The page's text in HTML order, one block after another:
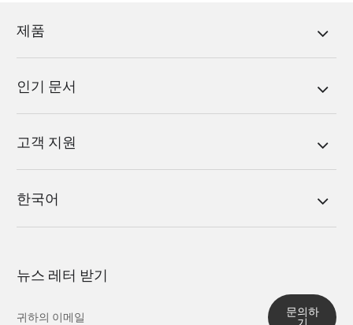
제품
인기 문서
고객 지원
한국어
뉴스 레터 받기
문의하